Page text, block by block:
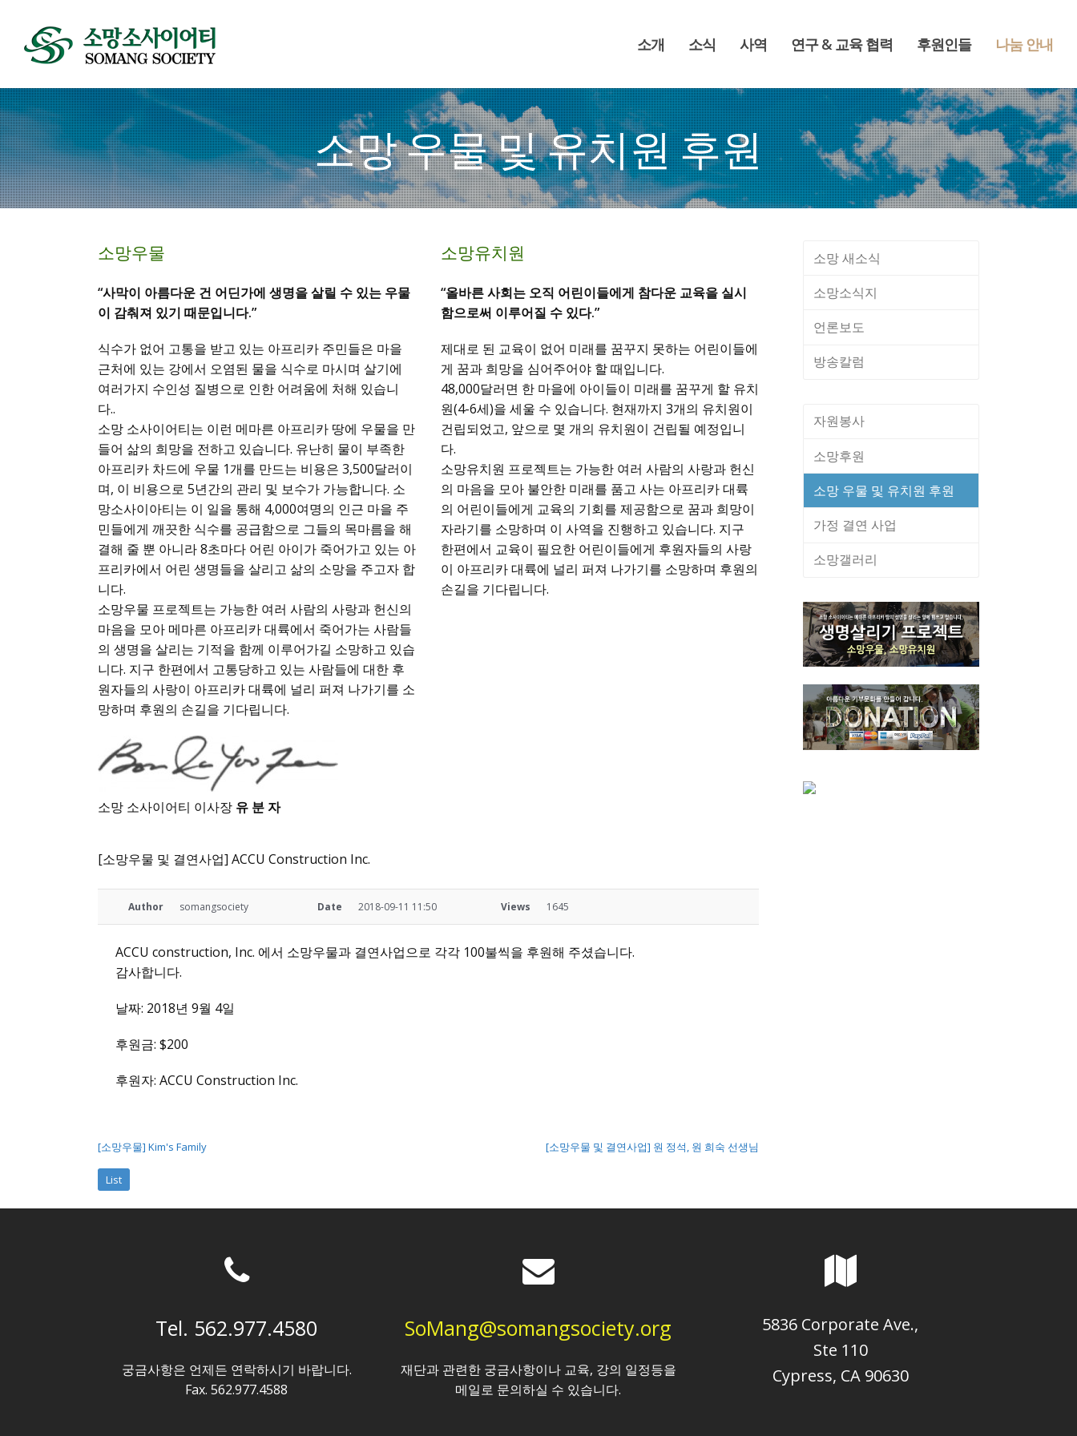
소개 소식 사역 연구 & 교육 협력 후원인들 나눔 안내
소망 우물 및 유치원 후원
소망우물
“사막이 아름다운 건 어딘가에 생명을 살릴 수 있는 우물
이 감춰져 있기 때문입니다.”
식수가 없어 고통을 받고 있는 아프리카 주민들은 마을
근처에 있는 강에서 오염된 물을 식수로 마시며 살기에
여러가지 수인성 질병으로 인한 어려움에 처해 있습니
다..
소망 소사이어티는 이런 메마른 아프리카 땅에 우물을 만
들어 삶의 희망을 전하고 있습니다. 유난히 물이 부족한
아프리카 차드에 우물 1개를 만드는 비용은 3,500달러이
며, 이 비용으로 5년간의 관리 및 보수가 가능합니다. 소
망소사이아티는 이 일을 통해 4,000여명의 인근 마을 주
민들에게 깨끗한 식수를 공급함으로 그들의 목마름을 해
결해 줄 뿐 아니라 8초마다 어린 아이가 죽어가고 있는 아
프리카에서 어린 생명들을 살리고 삶의 소망을 주고자 합
니다.
소망우물 프로젝트는 가능한 여러 사람의 사랑과 헌신의
마음을 모아 메마른 아프리카 대륙에서 죽어가는 사람들
의 생명을 살리는 기적을 함께 이루어가길 소망하고 있습
니다. 지구 한편에서 고통당하고 있는 사람들에 대한 후
원자들의 사랑이 아프리카 대륙에 널리 퍼져 나가기를 소
망하며 후원의 손길을 기다립니다.
소망 소사이어티 이사장 유 분 자
소망유치원
“올바른 사회는 오직 어린이들에게 참다운 교육을 실시
함으로써 이루어질 수 있다.”
제대로 된 교육이 없어 미래를 꿈꾸지 못하는 어린이들에
게 꿈과 희망을 심어주어야 할 때입니다.
48,000달러면 한 마을에 아이들이 미래를 꿈꾸게 할 유치
원(4-6세)을 세울 수 있습니다. 현재까지 3개의 유치원이
건립되었고, 앞으로 몇 개의 유치원이 건립될 예정입니
다.
소망유치원 프로젝트는 가능한 여러 사람의 사랑과 헌신
의 마음을 모아 불안한 미래를 품고 사는 아프리카 대륙
의 어린이들에게 교육의 기회를 제공함으로 꿈과 희망이
자라기를 소망하며 이 사역을 진행하고 있습니다. 지구
한편에서 교육이 필요한 어린이들에게 후원자들의 사랑
이 아프리카 대륙에 널리 퍼져 나가기를 소망하며 후원의
손길을 기다립니다.
[소망우물 및 결연사업] ACCU Construction Inc.
Author somangsociety Date 2018-09-11 11:50 Views 1645
ACCU construction, Inc. 에서 소망우물과 결연사업으로 각각 100불씩을 후원해 주셨습니다.
감사합니다.
날짜: 2018년 9월 4일
후원금: $200
후원자: ACCU Construction Inc.
[소망우물] Kim's Family [소망우물 및 결연사업] 원 정석, 원 희숙 선생님
List
소망 새소식
소망소식지
언론보도
방송칼럼
자원봉사
소망후원
소망 우물 및 유치원 후원
가정 결연 사업
소망갤러리
Tel. 562.977.4580
궁금사항은 언제든 연락하시기 바랍니다.
Fax. 562.977.4588
SoMang@somangsociety.org
재단과 관련한 궁금사항이나 교육, 강의 일정등을
메일로 문의하실 수 있습니다.
5836 Corporate Ave.,
Ste 110
Cypress, CA 90630